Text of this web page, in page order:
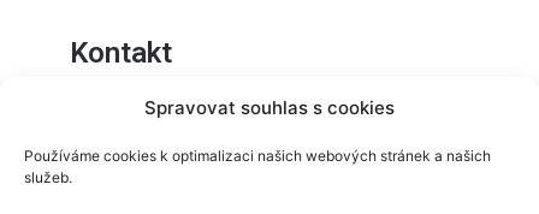
Spravovat souhlas s cookies
Používáme cookies k optimalizaci našich webových stránek a našich
služeb.
Kontakt
Lazaretní 925/9